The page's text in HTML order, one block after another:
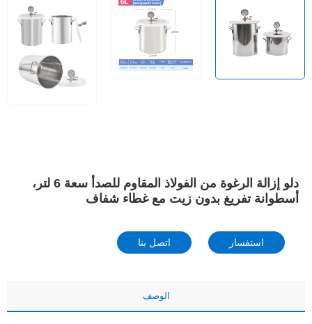
دلو إزالة الرغوة من الفولاذ المقاوم للصدأ سعة 6 لتر،
أسطوانة تفريغ بدون زيت مع غطاء شفاف
استفسار اتصل بنا
الوصف